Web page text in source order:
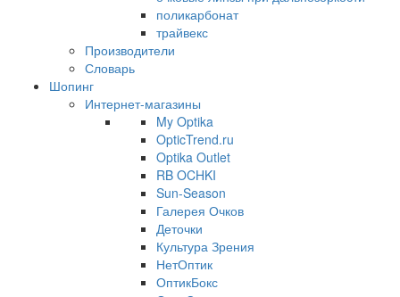
поликарбонат
трайвекс
Производители
Словарь
Шопинг
Интернет-магазины
My Optika
OpticTrend.ru
Optika Outlet
RB OCHKI
Sun-Season
Галерея Очков
Деточки
Культура Зрения
НетОптик
ОптикБокс